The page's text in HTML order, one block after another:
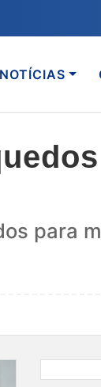
NOTÍCIAS
para